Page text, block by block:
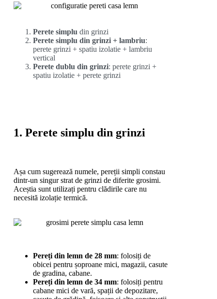
Perete simplu din grinzi
Perete simplu din grinzi + lambriu:
perete grinzi + spatiu izolatie + lambriu
vertical
Perete dublu din grinzi: perete grinzi +
spatiu izolatie + perete grinzi
1. Perete simplu din grinzi
Așa cum sugerează numele, pereții simpli constau
dintr-un singur strat de grinzi de diferite grosimi.
Aceștia sunt utilizați pentru clădirile care nu
necesită izolație termică.
Pereți din lemn de 28 mm: folosiți de
obicei pentru șoproane mici, magazii, casute
de gradina, cabane.
Pereți din lemn de 34 mm: folosiți pentru
cabane mici de vară, spații de depozitare,